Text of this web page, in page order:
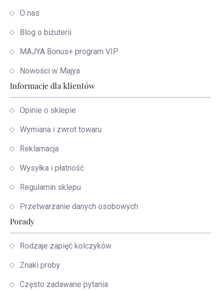
O nas
Blog o biżuterii
MAJYA Bonus+ program VIP
Nowości w Majya
Informacje dla klientów
Opinie o sklepie
Wymiana i zwrot towaru
Reklamacja
Wysyłka i płatność
Regulamin sklepu
Przetwarzanie danych osobowych
Porady
Rodzaje zapięć kolczyków
Znaki proby
Często zadawane pytania